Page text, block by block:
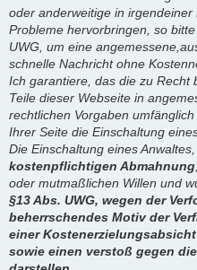
oder anderweitige in
Probleme hervorbringen, so
UWG, um eine
schnelle Nachricht ohne
Ich garantiere, das die zu Recht
Teile dieser Webseite in
rechtlichen Vorgaben
Ihrer Seite die Einschaltung
Die Einschaltung eines
kostenpflichtigen Abmahnung
oder mutmaßlichen Willen und
§13 Abs. UWG, wegen der
beherrschendes Motiv der
einer
sowie einen verstoß gegen